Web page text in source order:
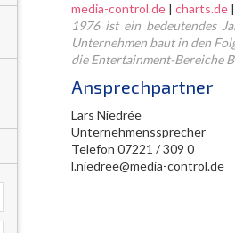
media-control.de| charts.de|
1976 ist ein bedeutendes
Unternehmen baut in den
die Entertainment-Bereiche
Ansprechpartner
Lars Niedrée
Unternehmenssprecher
Telefon 07221 / 309 0
l.niedree@media-control.de